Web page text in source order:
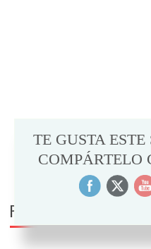
PUEDE INTERESARTE
TE GUSTA
COMPÁRTELO